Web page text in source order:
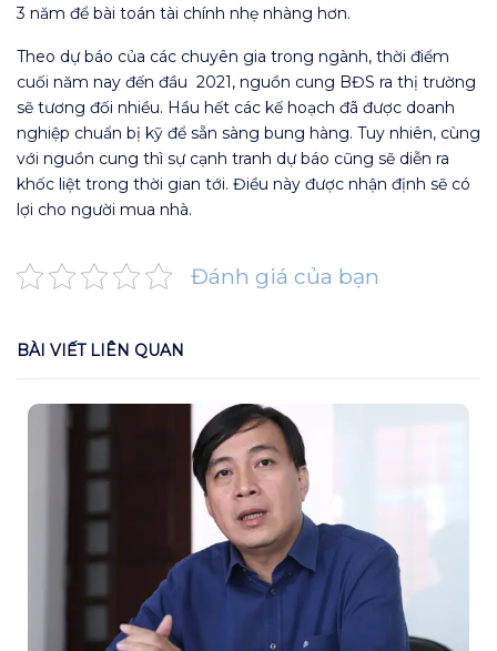
3 năm để bài toán tài chính nhẹ nhàng hơn.
Theo dự báo của các chuyên gia trong ngành, thời điểm
cuối năm nay đến đầu 2021, nguồn cung BĐS ra thị trường
sẽ tương đối nhiều. Hầu hết các kế hoạch đã được doanh
nghiệp chuẩn bị kỹ để sẵn sàng bung hàng. Tuy nhiên, cùng
với nguồn cung thì sự cạnh tranh dự báo cũng sẽ diễn ra
khốc liệt trong thời gian tới. Điều này được nhận định sẽ có
lợi cho người mua nhà.
Đánh giá của bạn
BÀI VIẾT LIÊN QUAN